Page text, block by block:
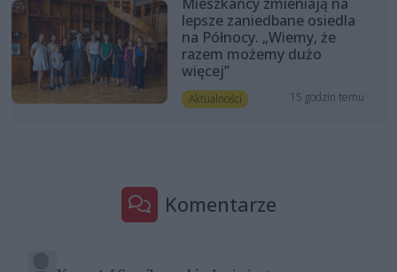
lepsze zaniedbane osiedla
na Północy. „Wiemy, że
razem możemy dużo
więcej”
Aktualności 15 godzin temu
Komentarze